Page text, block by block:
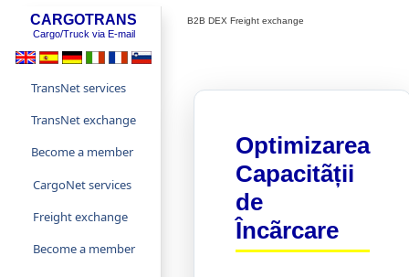
CARGOTRANS
Cargo/Truck via E-mail
TransNet services
TransNet exchange
Become a member
CargoNet services
Freight exchange
Become a member
B2B DEX Freight exchange
Optimizarea
Capacitãții
de
Încãrcare